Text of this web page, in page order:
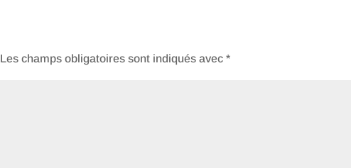
Les champs obligatoires sont indiqués avec*